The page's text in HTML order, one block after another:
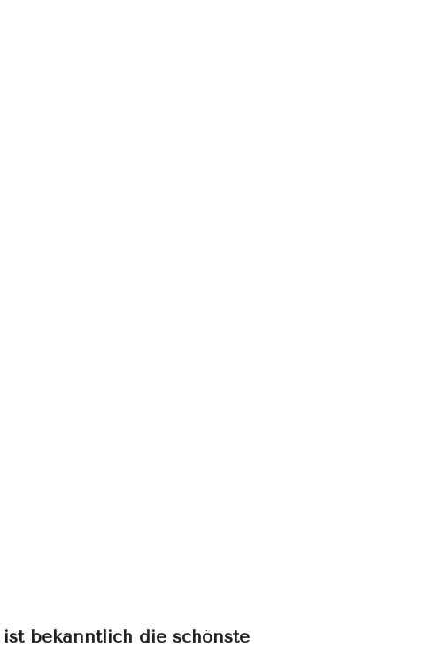
bekanntlich die schönste